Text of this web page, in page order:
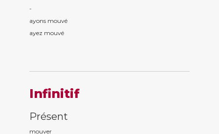
-
ayons mouvé
ayez mouvé
Infinitif
Présent
mouver